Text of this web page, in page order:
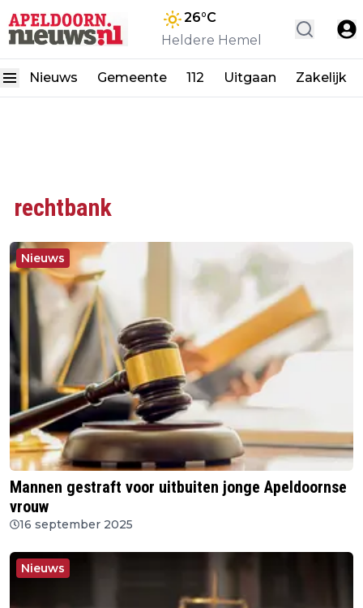
26°C
Heldere Hemel
Nieuws Gemeente 112 Uitgaan Zakelijk
rechtbank
Nieuws
Mannen gestraft voor uitbuiten jonge Apeldoornse
vrouw
16 september 2025
Nieuws